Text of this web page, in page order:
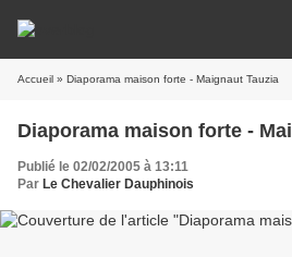
Accueil » Diaporama maison forte - Maignaut Tauzia
Diaporama maison forte -
Publié le 02/02/2005 à 13:11
Par Le Chevalier Dauphinois